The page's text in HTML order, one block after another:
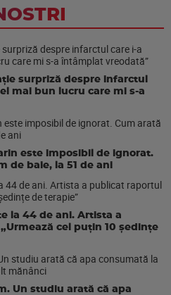
surpriză despre infarctul
mai bun lucru care mi s-a
este imposibil de ignorat.
de baie, la 51 de ani
la 44 de ani. Artista a
cel puțin 10 ședințe
Un studiu arată că apa